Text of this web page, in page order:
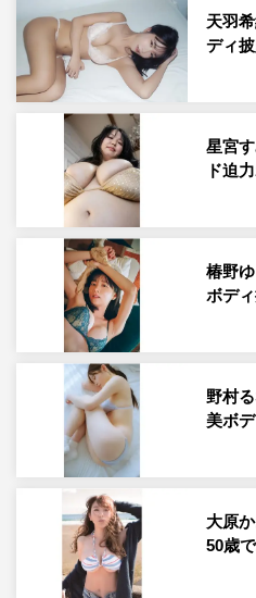
葵りんごが5月12日発売の「
カット5点が公開された。
葵りんごは、2025年7月にミ
グランプリを受賞し、現在各
葵りんご コメント
◆「FLASH」初掲載おめでと
った際の率直なお気持ちをお
ありがとうございます！ずっ
で、掲載が決まった時は本当
いでした。普段から好きなタ
天羽
ディ
星宮
ド迫
椿野
ボデ
野村
美ボ
大原
50歳